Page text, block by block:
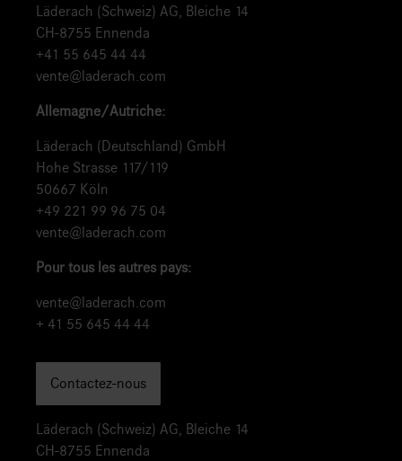
Läderach (Schweiz) AG, Bleiche 14
CH-8755 Ennenda
+41 55 645 44 44
vente@laderach.com
Allemagne/Autriche:
Läderach (Deutschland) GmbH
Hohe Strasse 117/119
50667 Köln
+49 221 99 96 75 04
vente@laderach.com
Pour tous les autres pays:
vente@laderach.com
+ 41 55 645 44 44
Contactez-nous
Läderach (Schweiz) AG, Bleiche 14
CH-8755 Ennenda